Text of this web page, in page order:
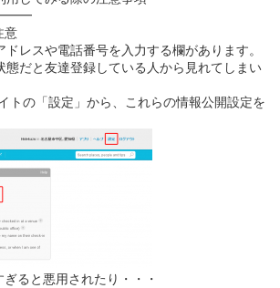
意
レスや電話番号を入力する欄があります。
態だと友達登録している人から見れてしまい
トの「設定」から、これらの情報公開設定を
ると悪用されたり・・・